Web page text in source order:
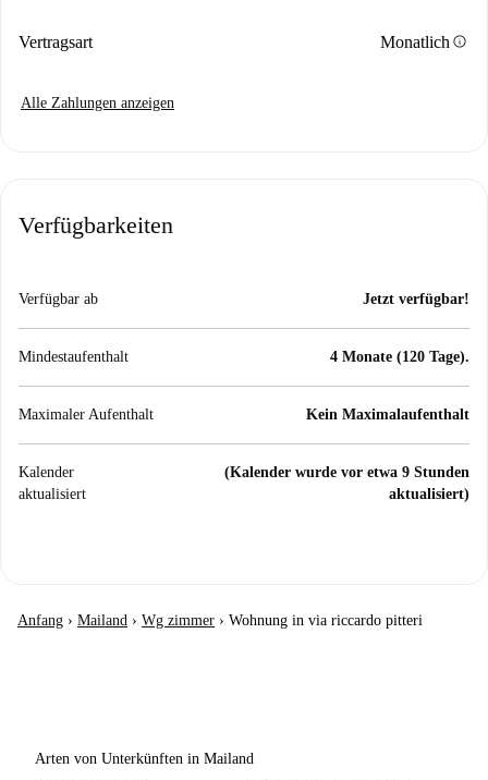
Vertragsart Monatlich info
Alle Zahlungen anzeigen
Verfügbarkeiten
Verfügbar ab Jetzt verfügbar!
Mindestaufenthalt 4 Monate (120 Tage).
Maximaler Aufenthalt Kein Maximalaufenthalt
Kalender
aktualisiert
(Kalender wurde vor etwa 9 Stunden
aktualisiert)
Anfang › Mailand › Wg zimmer › Wohnung in via riccardo pitteri
Arten von Unterkünften in Mailand